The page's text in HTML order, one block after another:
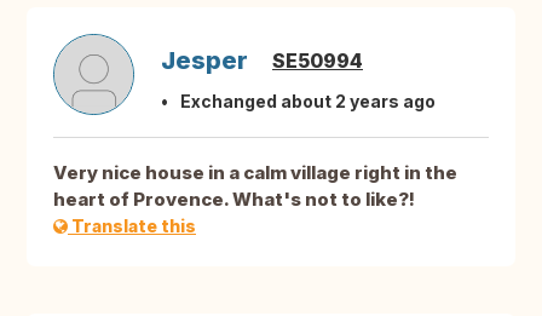
Jesper SE50994
Exchanged about 2 years ago
Very nice house in a calm village right in the
heart of Provence. What's not to like?!
Translate this